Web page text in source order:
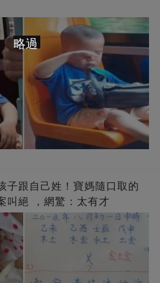
子跟自己姓！寶媽隨口取的
叫絕 ，網驚：太有才
略過